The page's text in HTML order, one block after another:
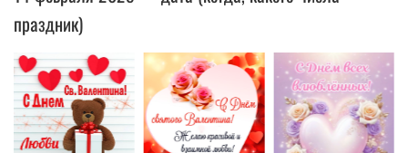
праздник)